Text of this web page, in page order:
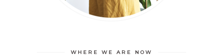
WHERE WE ARE NOW